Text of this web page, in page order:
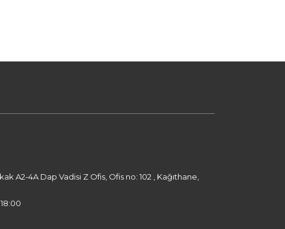
A2-4A Dap Vadisi Z Ofis, Ofis no: 102 , Kağıthane,